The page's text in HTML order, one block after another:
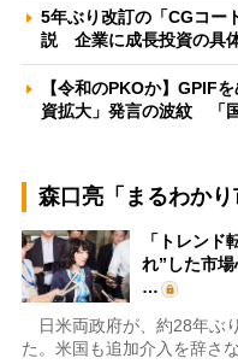
5年ぶり改訂の「CGコー
説 企業に成長投資の具
【令和のPKOか】GPIF
資拡大」発言の波紋 「
森口亮「まるわかり
「トレンド
れ”した市場
…
日米両政府が、約28年ぶ
た。米国も追加介入を辞さ